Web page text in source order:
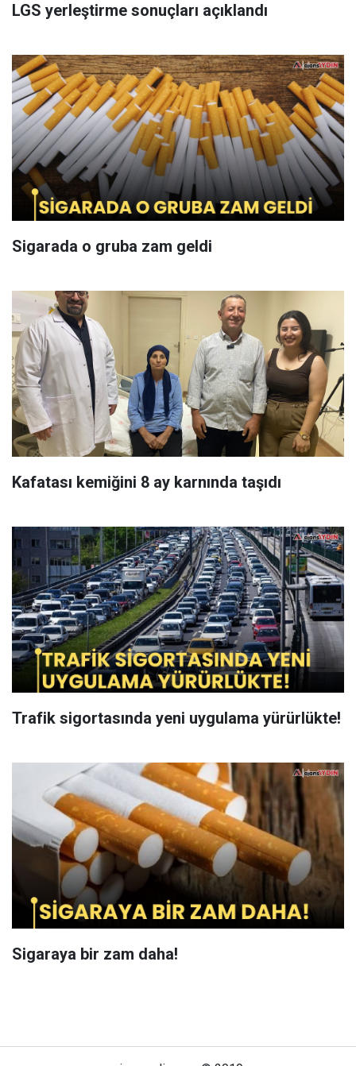
LGS yerleştirme sonuçları açıklandı
Sigarada o gruba zam geldi
Kafatası kemiğini 8 ay karnında taşıdı
Trafik sigortasında yeni uygulama yürürlükte!
Sigaraya bir zam daha!